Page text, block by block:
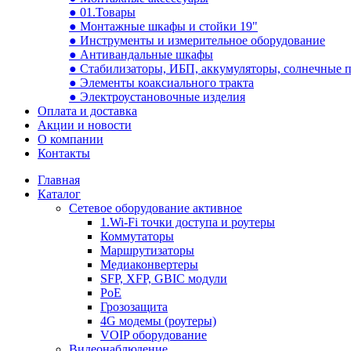
● 01.Товары
● Монтажные шкафы и стойки 19"
● Инструменты и измерительное оборудование
● Антивандальные шкафы
● Стабилизаторы, ИБП, аккумуляторы, солнечные
● Элементы коаксиального тракта
● Электроустановочные изделия
Оплата и доставка
Акции и новости
О компании
Контакты
Главная
Каталог
Сетевое оборудование активное
1.Wi-Fi точки доступа и роутеры
Коммутаторы
Маршрутизаторы
Медиаконвертеры
SFP, XFP, GBIC модули
PoE
Грозозащита
4G модемы (роутеры)
VOIP оборудование